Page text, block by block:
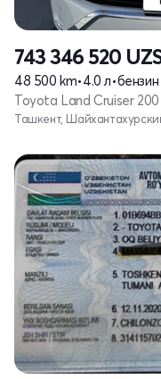
743 346 520
48 500 km•4.0 л•бензин
Toyota Land Cruiser 200
Ташкент,